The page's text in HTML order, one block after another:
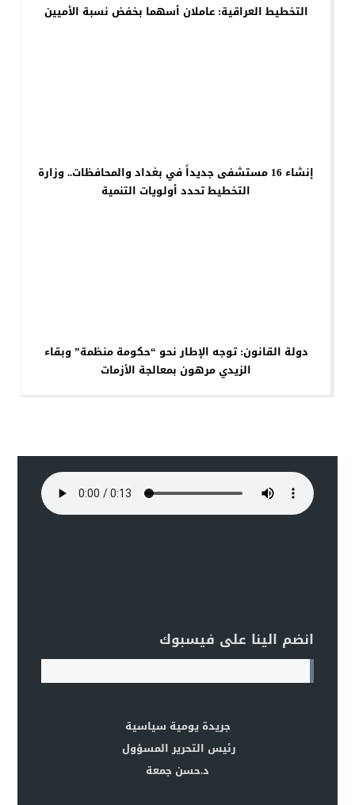
التخطيط العراقية: عاملان أسهما بخفض نسبة الأميين
إنشاء 16 مستشفى جديداً في بغداد والمحافظات.. وزارة
التخطيط تحدد أولويات التنمية
دولة القانون: توجه الإطار نحو “حكومة منظمة” وبقاء
الزيدي مرهون بمعالجة الأزمات
انضم الينا على فيسبوك
جريدة يومية سياسية
رئيس التحرير المسؤول
د.حسن جمعة